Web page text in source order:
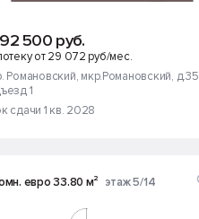
500 руб.
от 29 072 руб/мес.
Романовский, мкр.Романовский, д.35
1
сдачи 1 кв. 2028
евро 33.80 м² этаж 5/14